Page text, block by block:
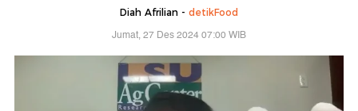
Diah Afrilian - detikFood
Jumat, 27 Des 2024 07:00 WIB